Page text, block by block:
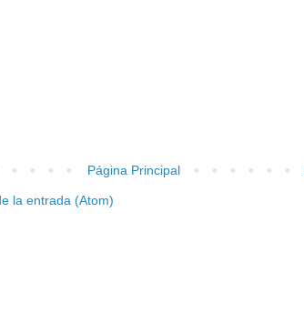
Página Principal
la entrada (Atom)